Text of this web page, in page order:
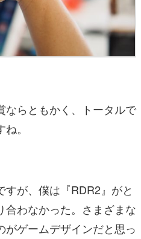
らともかく、トータルで
。
が、僕は『RDR2』がと
合わなかった。さまざまな
ゲームデザインだと思っ